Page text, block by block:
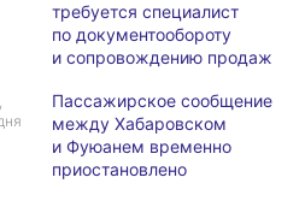
требуется специалист
по документообороту
и сопровождению продаж
Пассажирское сообщение
между Хабаровском
и Фуюанем временно
приостановлено